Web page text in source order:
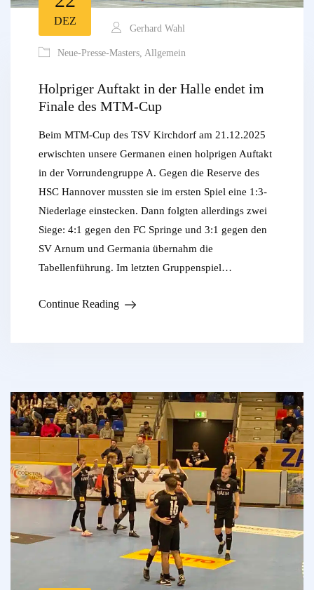
DEZ
Gerhard Wahl
Neue-Presse-Masters, Allgemein
Holpriger Auftakt in der Halle endet im
Finale des MTM-Cup
Beim MTM-Cup des TSV Kirchdorf am 21.12.2025
erwischten unsere Germanen einen holprigen Auftakt
in der Vorrundengruppe A. Gegen die Reserve des
HSC Hannover mussten sie im ersten Spiel eine 1:3-
Niederlage einstecken. Dann folgten allerdings zwei
Siege: 4:1 gegen den FC Springe und 3:1 gegen den
SV Arnum und Germania übernahm die
Tabellenführung. Im letzten Gruppenspiel…
Continue Reading